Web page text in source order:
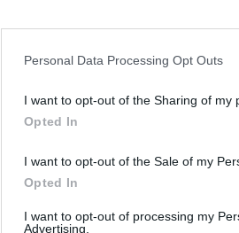
Personal Data Processing Opt Outs
I want to opt-out of the Sharing of my
Opted In
I want to opt-out of the Sale of my
Opted In
I want to opt-out of processing my
Advertising.
Υπουργείο Πολιτισμού